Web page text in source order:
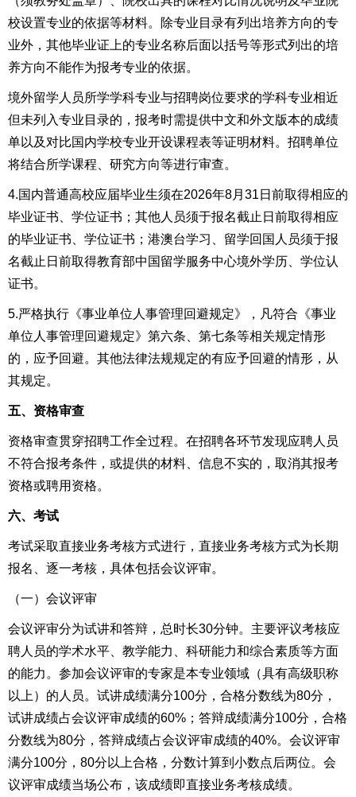
校设置专业的依据等材料。除专业目录有列出培养方向的专
业外，其他毕业证上的专业名称后面以括号等形式列出的培
养方向不能作为报考专业的依据。
境外留学人员所学学科专业与招聘岗位要求的学科专业相近
但未列入专业目录的，报考时需提供中文和外文版本的成绩
单以及对比国内学校专业开设课程表等证明材料。招聘单位
将结合所学课程、研究方向等进行审查。
4.国内普通高校应届毕业生须在2026年8月31日前取得相应的
毕业证书、学位证书；其他人员须于报名截止日前取得相应
的毕业证书、学位证书；港澳台学习、留学回国人员须于报
名截止日前取得教育部中国留学服务中心境外学历、学位认
证书。
5.严格执行《事业单位人事管理回避规定》，凡符合《事业
单位人事管理回避规定》第六条、第七条等相关规定情形
的，应予回避。其他法律法规规定的有应予回避的情形，从
其规定。
五、资格审查
资格审查贯穿招聘工作全过程。在招聘各环节发现应聘人员
不符合报考条件，或提供的材料、信息不实的，取消其报考
资格或聘用资格。
六、考试
考试采取直接业务考核方式进行，直接业务考核方式为长期
报名、逐一考核，具体包括会议评审。
（一）会议评审
会议评审分为试讲和答辩，总时长30分钟。主要评议考核应
聘人员的学术水平、教学能力、科研能力和综合素质等方面
的能力。参加会议评审的专家是本专业领域（具有高级职称
以上）的人员。试讲成绩满分100分，合格分数线为80分，
试讲成绩占会议评审成绩的60%；答辩成绩满分100分，合格
分数线为80分，答辩成绩占会议评审成绩的40%。会议评审
满分100分，80分以上合格，分数计算到小数点后两位。会
议评审成绩当场公布，该成绩即直接业务考核成绩。